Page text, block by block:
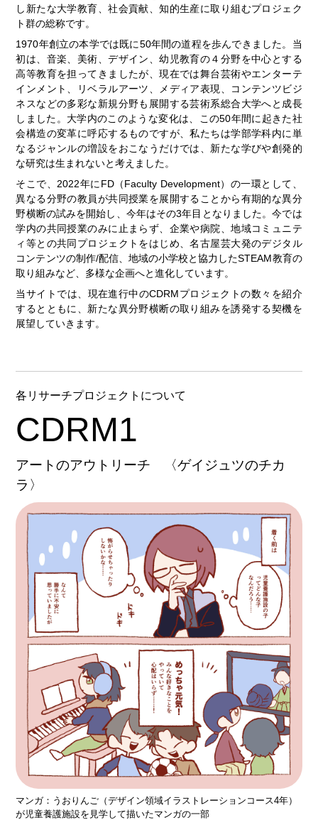
し新たな大学教育、社会貢献、知的生産に取り組むプロジェク
ト群の総称です。
1970年創立の本学では既に50年間の道程を歩んできました。当
初は、音楽、美術、デザイン、幼児教育の４分野を中心とする
高等教育を担ってきましたが、現在では舞台芸術やエンターテ
インメント、リベラルアーツ、メディア表現、コンテンツビジ
ネスなどの多彩な新規分野も展開する芸術系総合大学へと成長
しました。大学内のこのような変化は、この50年間に起きた社
会構造の変革に呼応するものですが、私たちは学部学科内に単
なるジャンルの増設をおこなうだけでは、新たな学びや創発的
な研究は生まれないと考えました。
そこで、2022年にFD（Faculty Development）の一環として、
異なる分野の教員が共同授業を展開することから有期的な異分
野横断の試みを開始し、今年はその3年目となりました。今では
学内の共同授業のみに止まらず、企業や病院、地域コミュニテ
ィ等との共同プロジェクトをはじめ、名古屋芸大発のデジタル
コンテンツの制作/配信、地域の小学校と協力したSTEAM教育の
取り組みなど、多様な企画へと進化しています。
当サイトでは、現在進行中のCDRMプロジェクトの数々を紹介
するとともに、新たな異分野横断の取り組みを誘発する契機を
展望していきます。
各リサーチプロジェクトについて
CDRM1
アートのアウトリーチ 〈ゲイジュツのチカ
ラ〉
マンガ：うおりんご（デザイン領域イラストレーションコース4年）
が児童養護施設を見学して描いたマンガの一部